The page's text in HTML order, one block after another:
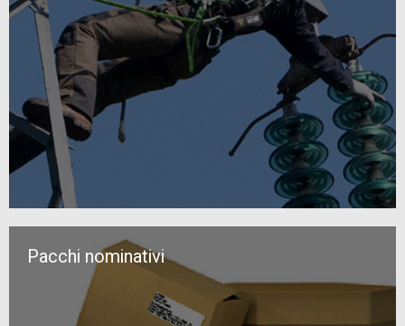
Pacchi nominativi